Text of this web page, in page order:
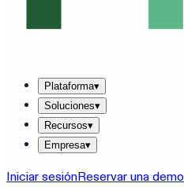
Plataforma▾
Soluciones▾
Recursos▾
Empresa▾
Iniciar sesiónReservar una demo